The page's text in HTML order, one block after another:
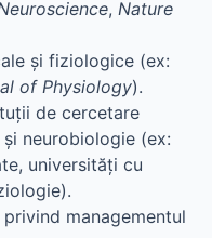
, Nature
și fiziologice (ex:
of Physiology).
de cercetare
neurobiologie (ex:
universități cu
managementul